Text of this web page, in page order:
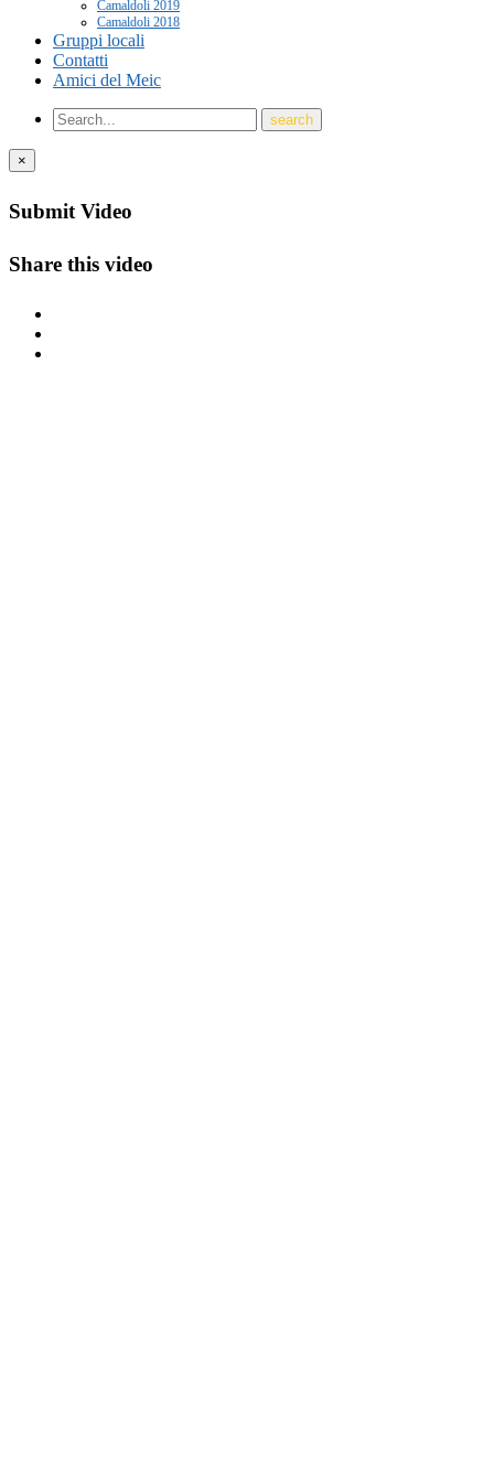
Camaldoli 2019
Camaldoli 2018
Gruppi locali
Contatti
Amici del Meic
×
Submit Video
Share this video